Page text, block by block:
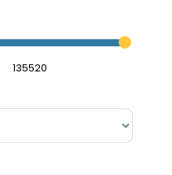
Price
Price